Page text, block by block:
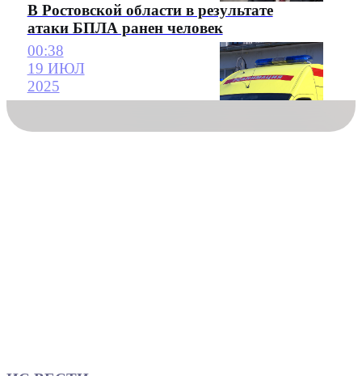
В Ростовской области в результате
атаки БПЛА ранен человек
00:38
19 ИЮЛ
2025